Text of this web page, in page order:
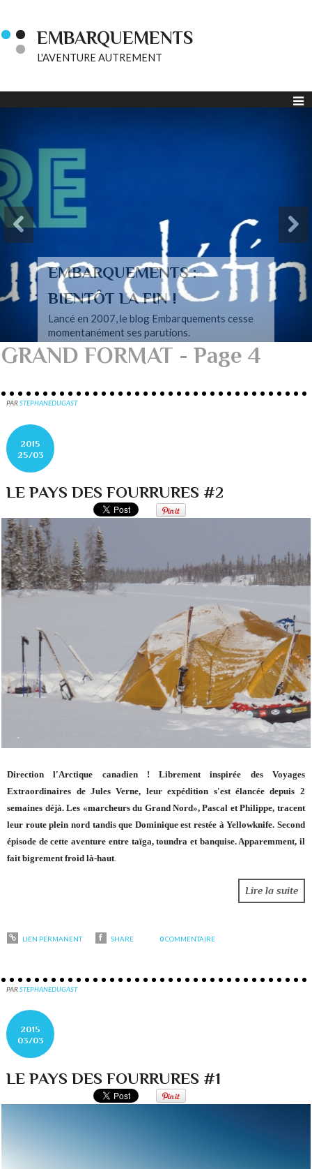
EMBARQUEMENTS
L'AVENTURE AUTREMENT
EMBARQUEMENTS :
BIENTÔT LA FIN !
Lancé en 2007, le blog Embarquements cesse
momentanément ses parutions.
GRAND FORMAT - Page 4
PARSTEPHANEDUGAST
2015
25/03
LE PAYS DES FOURRURES #2
Direction l'Arctique canadien ! Librement inspirée des Voyages
Extraordinaires de Jules Verne, leur expédition s'est élancée depuis 2
semaines déjà. Les «marcheurs du Grand Nord», Pascal et Philippe, tracent
leur route plein nord tandis que Dominique est restée à Yellowknife. Second
épisode de cette aventure entre taïga, toundra et banquise. Apparemment, il
fait bigrement froid là-haut
Lire la suite
LIEN PERMANENT SHARE 0 COMMENTAIRE
PARSTEPHANEDUGAST
2015
03/03
LE PAYS DES FOURRURES #1